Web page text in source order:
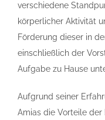
verschiedene
körperlicher Aktivität
Förderung dieser in
einschließlich der
Aufgabe zu Hause
Aufgrund seiner
Amias die Vorteile